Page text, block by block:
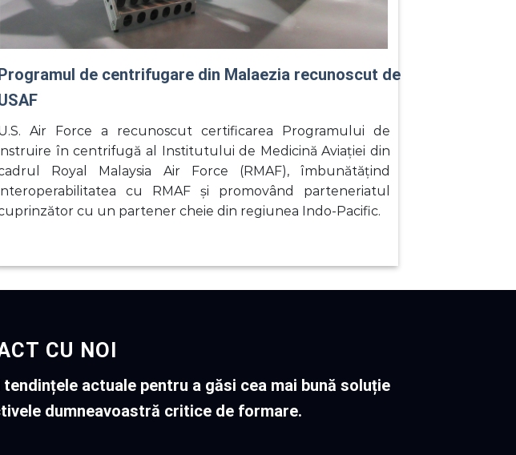
de centrifugare din Malaezia recunoscut de
Air Force a recunoscut certificarea Programului de
în centrifugă al Institutului de Medicină Aviației din
Royal Malaysia Air Force (RMAF), îmbunătățind
cu RMAF și promovând parteneriatul
cu un partener cheie din regiunea Indo-Pacific.
CU NOI
actuale pentru a găsi cea mai bună soluție
dumneavoastră critice de formare.